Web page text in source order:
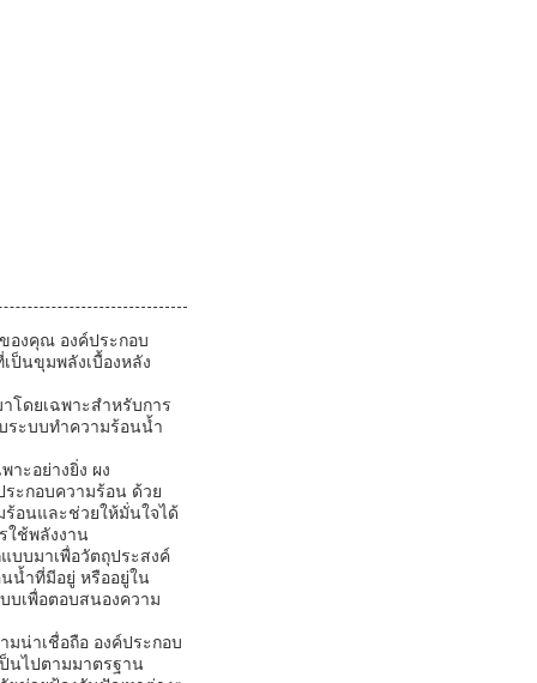
องคุณ องค์ประกอบ
ป็นขุมพลังเบื้องหลัง
โดยเฉพาะสำหรับการ
ระบบทำความร้อนน้ำ
ะอย่างยิ่ง ผง
ะกอบความร้อน ด้วย
อนและช่วยให้มั่นใจได้
ใช้พลังงาน
บบมาเพื่อวัตถุประสงค์
น้ำที่มีอยู่ หรืออยู่ใน
บเพื่อตอบสนองความ
น่าเชื่อถือ องค์ประกอบ
นไปตามมาตรฐาน